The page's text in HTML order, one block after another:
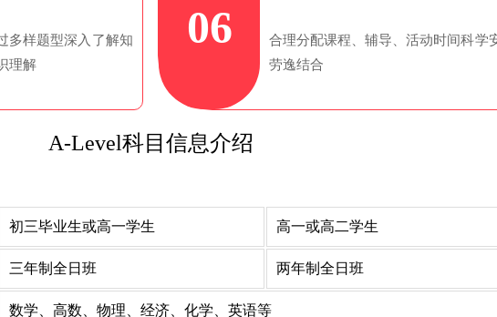
多样题型深入了解知
理解
06
合理分配课程、辅导、活动时间科学
劳逸结合
A-Level科目信息介绍
初三毕业生或高一学生 高一或高二学生
三年制全日班 两年制全日班
数学、高数、物理、经济、化学、英语等